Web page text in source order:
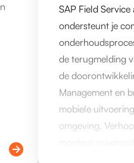
SAP Field
ondersteunt je
de terugmelding
de
Management en
mobiele
omgeving.
monteur